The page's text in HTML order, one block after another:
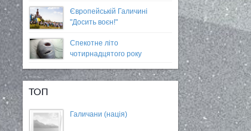
Європейській Галичині
"Досить воєн!"
Спекотне літо
чотирнадцятого року
ТОП
Галичани (нація)